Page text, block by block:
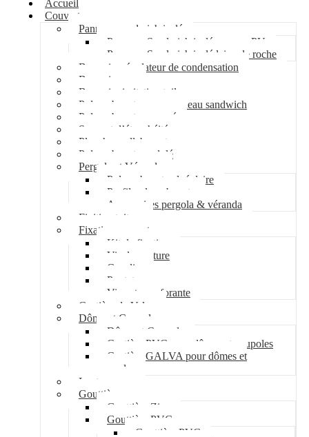
Accueil
Couverture
Panneau sandwich isolé
Panneau Sandwich isolé mousse PU
Panneau Sandwich isolé laine de roche
Bac acier régulateur de condensation
Bac acier sec
Bac acier imitation tuile
Polycarbonate pour panneau sandwich
Polycarbonate nervuré
Support d’étanchéité
Plancher collaborant
Polycarbonate ondulé
Pergola et Véranda
Polycarbonate alvéolaire
Profil polycarbonate
Accessoires pergola & véranda
Finition toiture
Fixation couverture
Kit de fixation
Vis de couture
Cavalier
Pontet
Vis auto-perforante
Costière de Velux
Dôme et Coupole
Dôme et Coupole
Costière PVC pour dômes et coupoles
Costière GALVA pour dômes et
coupoles
Lanterneau
Gouttière
Gouttière Zinc
Gouttière PVC
Gouttière PVC